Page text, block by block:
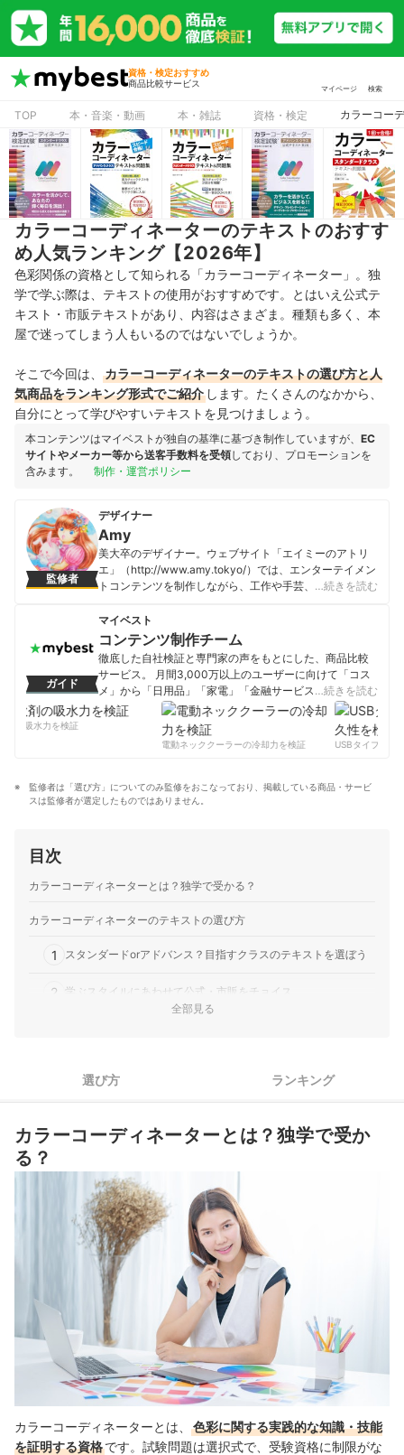
資格・検定おすすめ
商品比較サービス
マイページ 検索
TOP 本・音楽・動画 本・雑誌 資格・検定 カラーコー
カラーコーディネーターのテキストのおすす
め人気ランキング【2026年】
色彩関係の資格として知られる「カラーコーディネーター」。独
学で学ぶ際は、テキストの使用がおすすめです。とはいえ公式テ
キスト・市販テキストがあり、内容はさまざま。種類も多く、本
屋で迷ってしまう人もいるのではないでしょうか。
そこで今回は、
カラーコーディネーターのテキストの選び方と人
気商品をランキング形式でご紹介 します。たくさんのなかから、
自分にとって学びやすいテキストを見つけましょう。
本コンテンツはマイベストが独自の基準に基づき制作していますが、 EC
サイトやメーカー等から送客手数料を受領しており、プロモーションを
含みます。
制作・運営ポリシー
監修者
デザイナー
Amy
美大卒のデザイナー。ウェブサイト「エイミーのアトリ
エ」（http://www.amy.tokyo/）では、エンターテイメン
トコンテンツを制作しながら、工作や手芸、デッサン等
作品のメイキング情報を多数発信中。
Amyのプロフィール
…続きを読む
ガイド
マイベスト
コンテンツ制作チーム
徹底した自社検証と専門家の声をもとにした、商品比較
サービス。 月間3,000万以上のユーザーに向けて「コス
メ」から「日用品」「家電」「金融サービス」まで、ベ
ストな商品を選んでもらうために、毎日コンテンツを制
コンテンツ制作チームのプロフィール
…続きを読む
の吸水力を検証
電動ネッククーラーの冷却力を検証
USBタイプCケー
監修者は「選び方」についてのみ監修をおこなっており、掲載している商品・サービ
スは監修者が選定したものではありません。
目次
カラーコーディネーターとは？独学で受かる？
カラーコーディネーターのテキストの選び方
1 スタンダードorアドバンス？目指すクラスのテキストを選ぼう
2 学ぶスタイルにあわせて公式・市販をチョイス
カラーコーディネーターのテキストの売れ筋ランキングもチェック！
全部見る
選び方 ランキング
カラーコーディネーターとは？独学で受か
る？
カラーコーディネーターとは、
色彩に関する実践的な知識・技能
を証明する資格です。試験問題は選択式で、受験資格に制限がな